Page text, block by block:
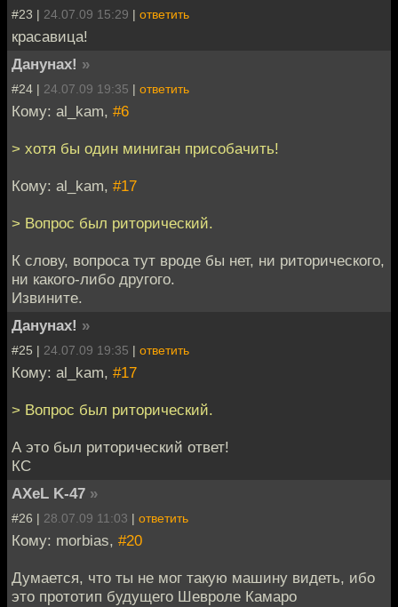
#23 | 24.07.09 15:29 | ответить
красавица!
Данунах! »
#24 | 24.07.09 19:35 | ответить
Кому: al_kam, #6
> хотя бы один миниган присобачить!
Кому: al_kam, #17
> Вопрос был риторический.
К слову, вопроса тут вроде бы нет, ни риторического,
ни какого-либо другого.
Извините.
Данунах! »
#25 | 24.07.09 19:35 | ответить
Кому: al_kam, #17
> Вопрос был риторический.
А это был риторический ответ!
КС
AXeL K-47 »
#26 | 28.07.09 11:03 | ответить
Кому: morbias, #20
Думается, что ты не мог такую машину видеть, ибо
это прототип будущего Шевроле Камаро